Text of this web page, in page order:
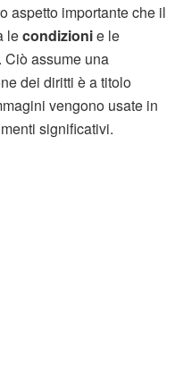
aspetto importante che il
lecondizionie le
. Ciò assume una
dei diritti è a titolo
vengono usate in
significativi.